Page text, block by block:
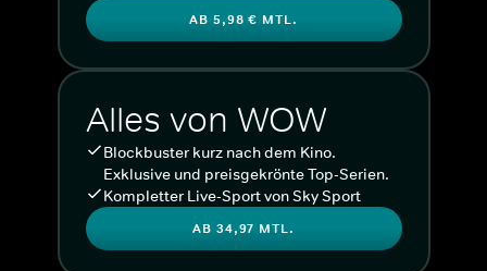
AB 5,98 € MTL.
Alles von WOW
Blockbuster kurz nach dem Kino.
Exklusive und preisgekrönte Top-Serien.
Kompletter Live-Sport von Sky Sport
AB 34,97 MTL.